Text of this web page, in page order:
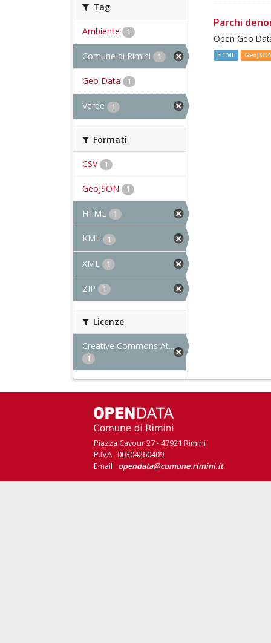
Tag
Ambiente 1
Comune di Rimini 1
Geo Data 1
Verde 1
Formati
CSV 1
GeoJSON 1
HTML 1
KML 1
XML 1
ZIP 1
Licenze
Creative Commons At...
1
Parchi
Open Geo
HTML
Piazza Cavour 27 - 47921 Rimini
P.IVA 00304260409
Email opendata@comune.rimini.it